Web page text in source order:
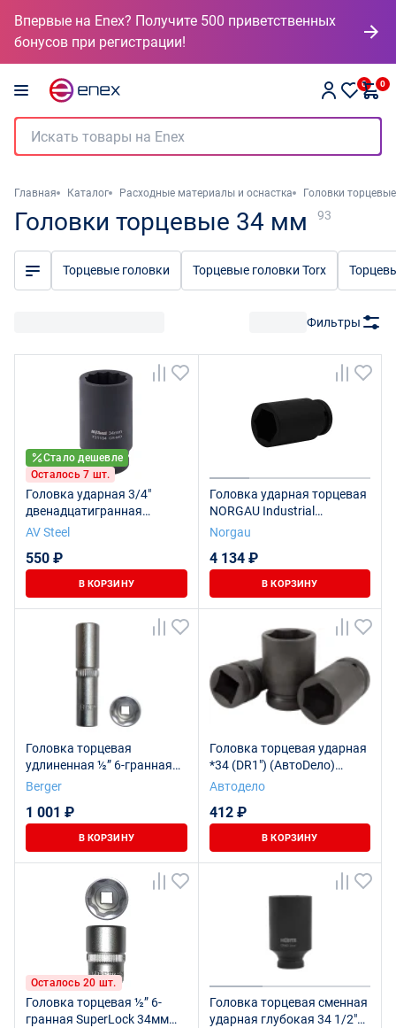
Впервые на Enex? Получите 500 приветственных
бонусов при регистрации!
0 0
Главная Каталог Расходные материалы и оснастка Головки торцевые
Головки торцевые 34 мм 93
Торцевые головки Торцевые головки Torx
Фильтры
Стало дешевле
Осталось 7 шт.
Головка ударная 3/4"
двенадцатигранная
удлиненная 34мм "AV Steel"
AV Steel
550 ₽
В КОРЗИНУ
Головка ударная торцевая
NORGAU Industrial
шестигранная удлиненная
Norgau
4 134 ₽
В КОРЗИНУ
Головка торцевая
удлиненная ½” 6-гранная
SuperLock 34 мм BERGER
Berger
1 001 ₽
В КОРЗИНУ
Головка торцевая ударная
*34 (DR1") (АвтоDело)
40354
Автодело
412 ₽
В КОРЗИНУ
Осталось 20 шт.
Головка торцевая ½” 6-
гранная SuperLock 34мм
Головка торцевая сменная
ударная глубокая 34 1/2"